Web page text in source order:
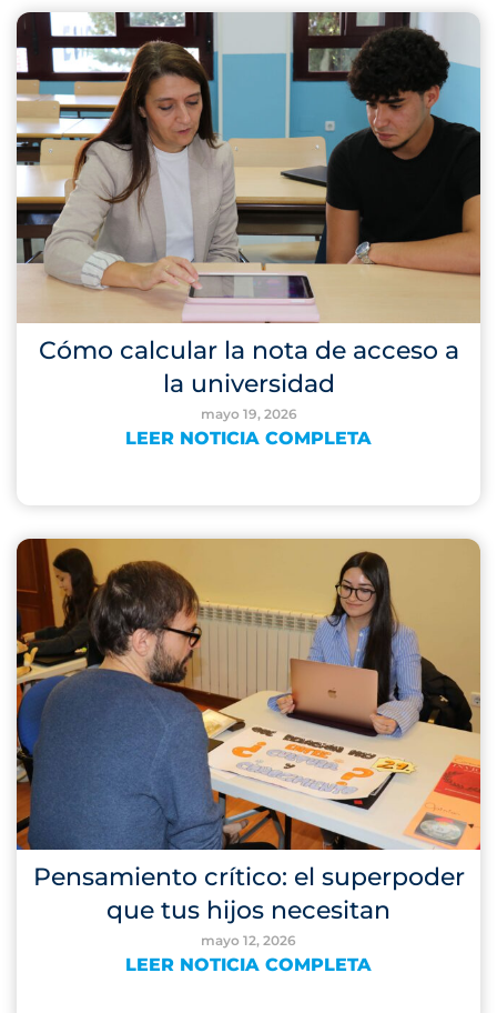
Cómo calcular la nota de acceso a
la universidad
mayo 19, 2026
LEER NOTICIA COMPLETA
Pensamiento crítico: el superpoder
que tus hijos necesitan
mayo 12, 2026
LEER NOTICIA COMPLETA